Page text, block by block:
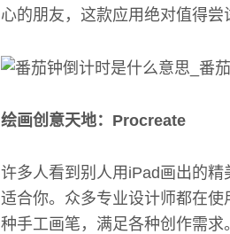
心的朋友，这款应用绝对值得尝
绘画创意天地：Procreate
许多人看到别人用iPad画出的
适合你。众多专业设计师都在
种手工画笔，满足各种创作需求